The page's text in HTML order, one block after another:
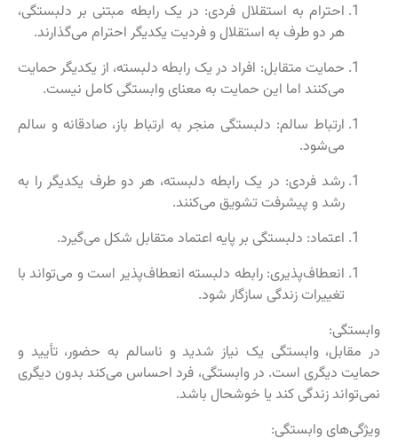
احترام به استقلال فردی: در یک رابطه مبتنی بر دلبستگی،
هر دو طرف به استقلال و فردیت یکدیگر احترام می‌گذارند.
حمایت متقابل: افراد در یک رابطه دلبسته، از یکدیگر حمایت
می‌کنند اما این حمایت به معنای وابستگی کامل نیست.
ارتباط سالم: دلبستگی منجر به ارتباط باز، صادقانه و سالم
می‌شود.
رشد فردی: در یک رابطه دلبسته، هر دو طرف یکدیگر را به
رشد و پیشرفت تشویق می‌کنند.
اعتماد: دلبستگی بر پایه اعتماد متقابل شکل می‌گیرد.
انعطاف‌پذیری: رابطه دلبسته انعطاف‌پذیر است و می‌تواند با
تغییرات زندگی سازگار شود.
وابستگی:
در مقابل، وابستگی یک نیاز شدید و ناسالم به حضور، تأیید و
حمایت دیگری است. در وابستگی، فرد احساس می‌کند بدون دیگری
نمی‌تواند زندگی کند یا خوشحال باشد.
ویژگی‌های وابستگی: